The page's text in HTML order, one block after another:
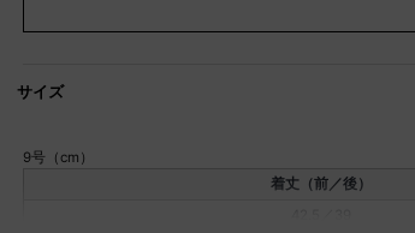
デコルテラインを綺麗に見せる絶妙なストレートラインが
幅広く調整可能。カーディガンやジャケットなどのインナ
Aga / アーガ
※モデル身長：176cm
※撮影画像は、光の当たり具合やお使いのモニター設定、
サイズ
9号（cm）
着丈（前／後）